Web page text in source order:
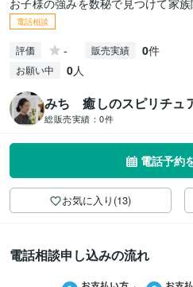
お子様の強みを数秘で見つけて家
電話相談
評価 - 販売実績 0件
お願い中 0人
みち 癒しのスピリチュ
総販売実績： 0件
電話予約
お気に入り(13)
電話相談申し込みの流れ